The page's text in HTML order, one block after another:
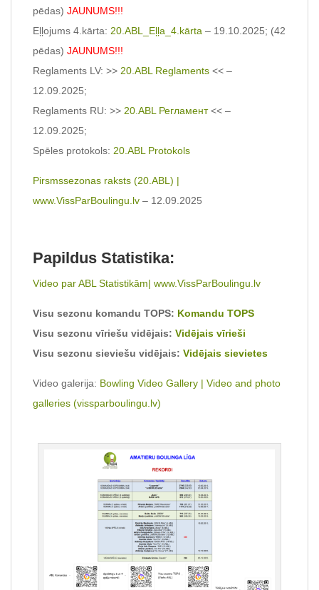
pēdas) JAUNUMS!!!
Eļļojums 4.kārta: 20.ABL_Eļļa_4.kārta – 19.10.2025; (42
pēdas) JAUNUMS!!!
Reglaments LV: >> 20.ABL Reglaments << –
12.09.2025;
Reglaments RU: >> 20.ABL Регламент<< –
12.09.2025;
Spēles protokols: 20.ABL Protokols
Pirsmssezonas raksts (20.ABL) |
www.VissParBoulingu.lv – 12.09.2025
Papildus Statistika:
Video par ABL Statistikām| www.VissParBoulingu.lv
Visu sezonu komandu TOPS: Komandu TOPS
Visu sezonu vīriešu vidējais: Vidējais vīrieši
Visu sezonu sieviešu vidējais: Vidējais sievietes
Video galerija: Bowling Video Gallery | Video and photo
galleries (vissparboulingu.lv)